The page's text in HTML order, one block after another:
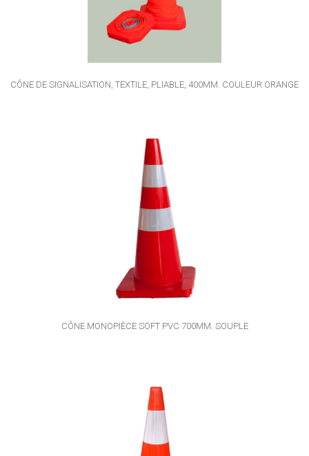
CÔNE DE SIGNALISATION, TEXTILE, PLIABLE, 400MM. COULEUR ORANGE
CÔNE MONOPIÈCE SOFT PVC 700MM. SOUPLE